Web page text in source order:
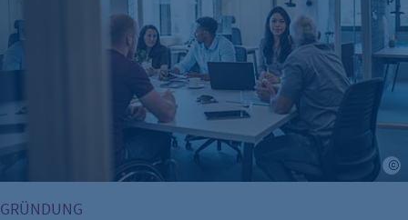
GRÜNDUNG